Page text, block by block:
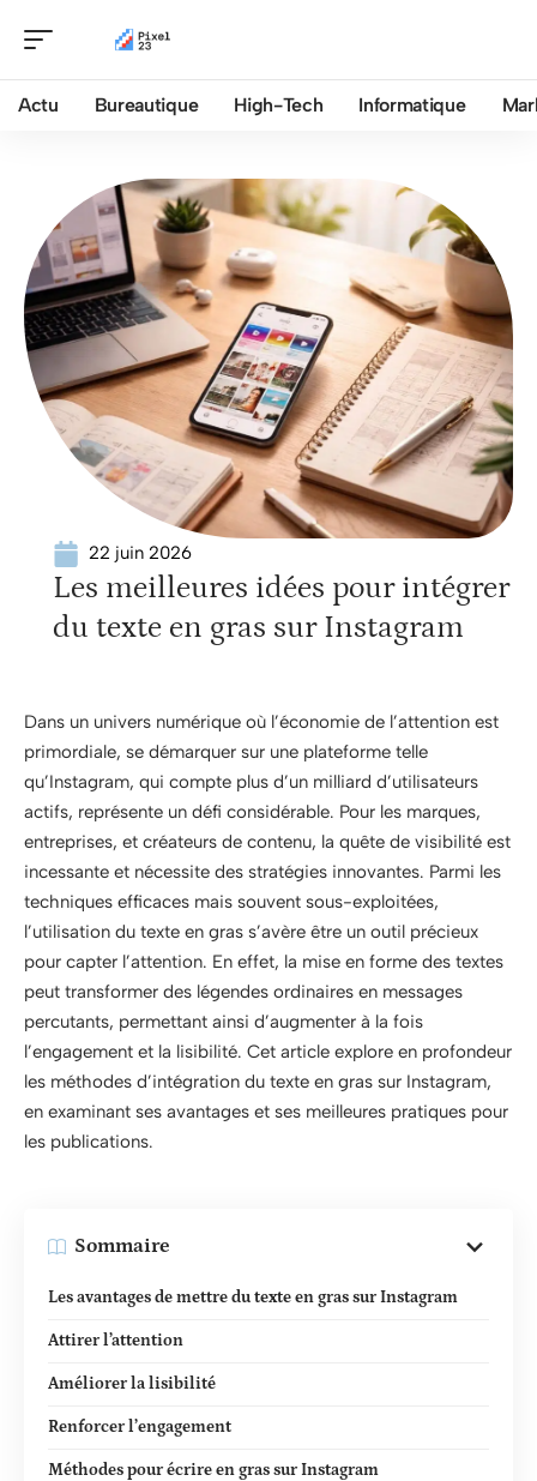
Actu Bureautique High-Tech Informatique
22 juin 2026
Les meilleures idées pour intégrer
du texte en gras sur Instagram
Dans un univers numérique où l’économie de l’attention est
primordiale, se démarquer sur une plateforme telle
qu’Instagram, qui compte plus d’un milliard d’utilisateurs
actifs, représente un défi considérable. Pour les marques,
entreprises, et créateurs de contenu, la quête de visibilité est
incessante et nécessite des stratégies innovantes. Parmi les
techniques efficaces mais souvent sous-exploitées,
l’utilisation du texte en gras s’avère être un outil précieux
pour capter l’attention. En effet, la mise en forme des textes
peut transformer des légendes ordinaires en messages
percutants, permettant ainsi d’augmenter à la fois
l’engagement et la lisibilité. Cet article explore en profondeur
les méthodes d’intégration du texte en gras sur Instagram,
en examinant ses avantages et ses meilleures pratiques pour
les publications.
Sommaire
Les avantages de mettre du texte en gras sur Instagram
Attirer l’attention
Améliorer la lisibilité
Renforcer l’engagement
Méthodes pour écrire en gras sur Instagram